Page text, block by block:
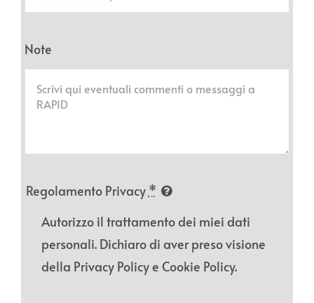
Note
Regolamento Privacy *
Autorizzo il trattamento dei miei dati
personali. Dichiaro di aver preso visione
della Privacy Policy e Cookie Policy.